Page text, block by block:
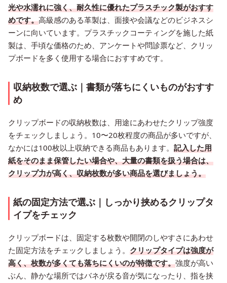
光や水濡れに強く、耐久性に優れたプラスチック製がおすす
めです。高級感のある革製は、面接や会議などのビジネスシ
ーンに向いています。プラスチックコーティングを施した紙
製は、手頃な価格のため、アンケートや問診票など、クリッ
プボードを多く使用する場合におすすめです。
収納枚数で選ぶ｜書類が落ちにくいものがおすす
め
クリップボードの収納枚数は、用途にあわせたクリップ強度
をチェックしましょう。10〜20枚程度の商品が多いですが、
なかには100枚以上収納できる商品もあります。 記入した用
紙をそのまま保管したい場合や、大量の書類を扱う場合は、
クリップ力が高く、収納枚数が多い商品を選びましょう。
紙の固定方法で選ぶ｜しっかり挟めるクリップタ
イプをチェック
クリップボードは、固定する枚数や開閉のしやすさにあわせ
た固定方法をチェックしましょう。 クリップタイプは強度が
高く、枚数が多くても落ちにくいのが特徴です。強度が高い
ぶん、静かな場所ではバネが戻る音が気になったり、指を挟